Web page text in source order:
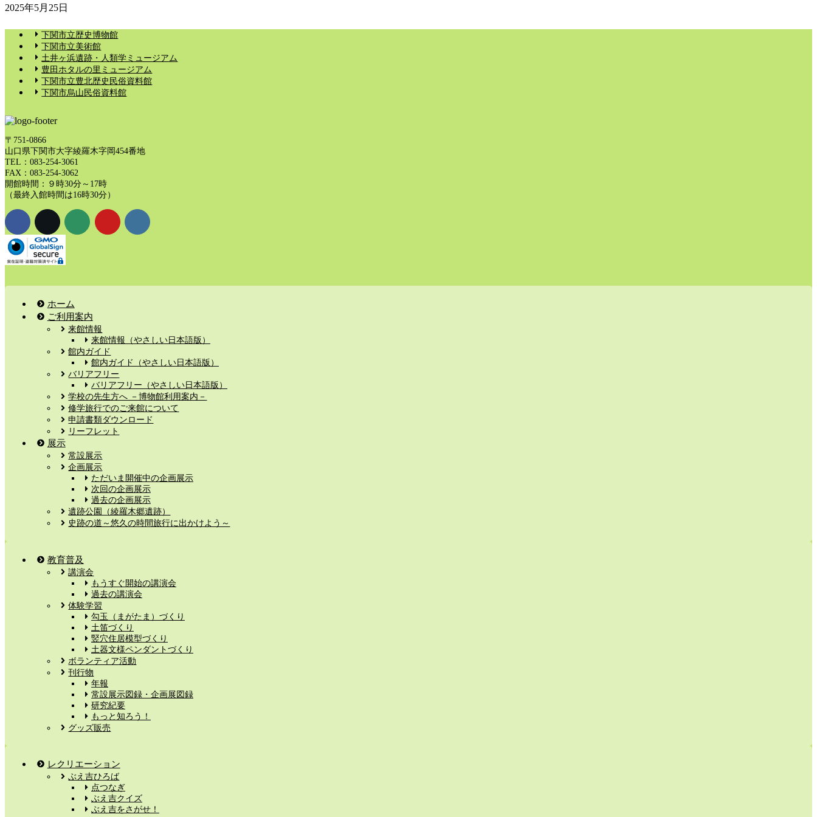
2025年5月25日
下関市立歴史博物館
下関市立美術館
土井ヶ浜遺跡・人類学ミュージアム
豊田ホタルの里ミュージアム
下関市立豊北歴史民俗資料館
下関市烏山民俗資料館
〒751-0866
山口県下関市大字綾羅木字岡454番地
TEL：083-254-3061
FAX：083-254-3062
開館時間：９時30分～17時
（最終入館時間は16時30分）
ホーム
ご利用案内
来館情報
来館情報（やさしい日本語版）
館内ガイド
館内ガイド（やさしい日本語版）
バリアフリー
バリアフリー（やさしい日本語版）
学校の先生方へ －博物館利用案内－
修学旅行でのご来館について
申請書類ダウンロード
リーフレット
展示
常設展示
企画展示
ただいま開催中の企画展示
次回の企画展示
過去の企画展示
遺跡公園（綾羅木郷遺跡）
史跡の道～悠久の時間旅行に出かけよう～
教育普及
講演会
もうすぐ開始の講演会
過去の講演会
体験学習
勾玉（まがたま）づくり
土笛づくり
竪穴住居模型づくり
土器文様ペンダントづくり
ボランティア活動
刊行物
年報
常設展示図録・企画展図録
研究紀要
もっと知ろう！
グッズ販売
レクリエーション
ぶえ吉ひろば
点つなぎ
ぶえ吉クイズ
ぶえ吉をさがせ！